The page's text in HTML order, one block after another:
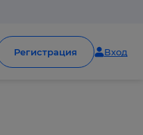
Регистрация Вход